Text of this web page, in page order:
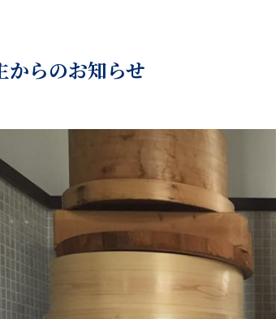
からのお知らせ